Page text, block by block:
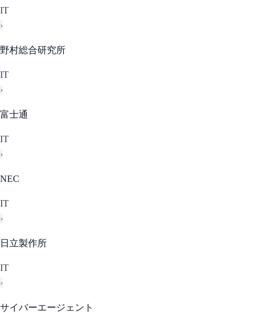
IT
›
野村総合研究所
IT
›
富士通
IT
›
NEC
IT
›
日立製作所
IT
›
サイバーエージェント